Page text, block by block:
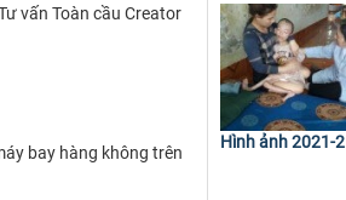
vấn Toàn cầu Creator
bay hàng không trên
Hình ảnh 2021-2